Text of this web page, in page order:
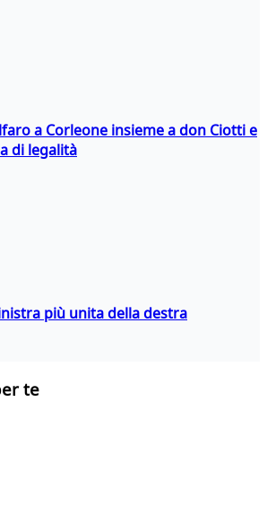
a Corleone insieme a don Ciotti e
di legalità
più unita della destra
te